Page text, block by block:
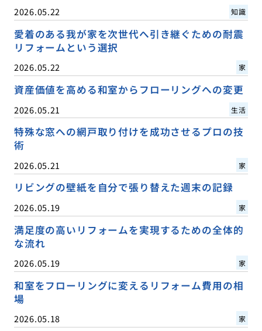
2026.05.22 知識
愛着のある我が家を次世代へ引き継ぐための耐震
リフォームという選択
2026.05.22 家
資産価値を高める和室からフローリングへの変更
2026.05.21 生活
特殊な窓への網戸取り付けを成功させるプロの技
術
2026.05.21 家
リビングの壁紙を自分で張り替えた週末の記録
2026.05.19 家
満足度の高いリフォームを実現するための全体的
な流れ
2026.05.19 家
和室をフローリングに変えるリフォーム費用の相
場
2026.05.18 家